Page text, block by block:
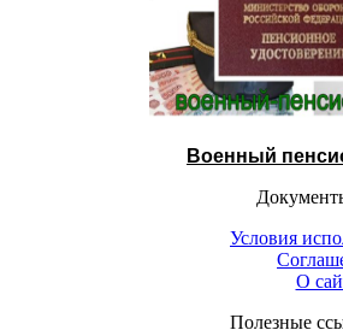
Военный
Условия
О
Полезные